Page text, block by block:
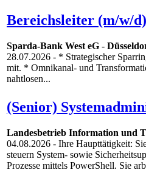
Bereichsleiter (m/w/
Sparda-Bank West eG -
28.07.2026 - * Strategischer
mit. * Omnikanal- und
nahtlosen...
(Senior)
Landesbetrieb Information und
04.08.2026 - Ihre Haupttätigkeit:
steuern System- sowie
Prozesse mittels PowerShell. Sie